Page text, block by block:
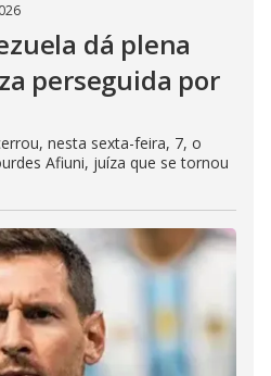
dá plena
perseguida por
nesta sexta-feira, 7, o
Afiuni, juíza que se tornou